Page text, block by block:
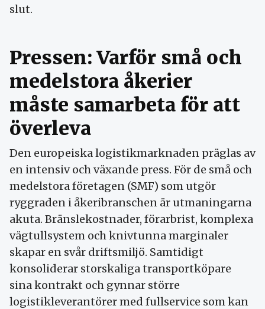
slut.
Pressen: Varför små och
medelstora åkerier
måste samarbeta för att
överleva
Den europeiska logistikmarknaden präglas av
en intensiv och växande press. För de små och
medelstora företagen (SMF) som utgör
ryggraden i åkeribranschen är utmaningarna
akuta. Bränslekostnader, förarbrist, komplexa
vägtullsystem och knivtunna marginaler
skapar en svår driftsmiljö. Samtidigt
konsoliderar storskaliga transportköpare
sina kontrakt och gynnar större
logistikleverantörer med fullservice som kan